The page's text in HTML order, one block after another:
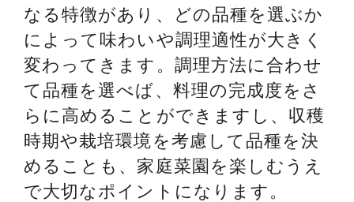
なる特徴があり、どの品種を選ぶか
によって味わいや調理適性が大きく
変わってきます。調理方法に合わせ
て品種を選べば、料理の完成度をさ
らに高めることができますし、収穫
時期や栽培環境を考慮して品種を決
めることも、家庭菜園を楽しむうえ
で大切なポイントになります。